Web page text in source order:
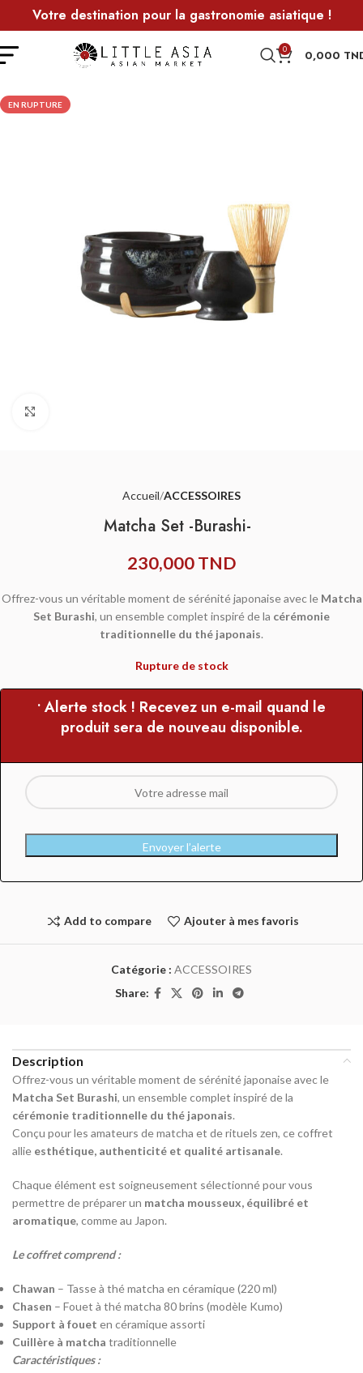
Votre destination pour la gastronomie asiatique !
0 0,000
EN RUPTURE
Accueil ACCESSOIRES
Matcha Set -Burashi-
230,000TND
Offrez-vous un véritable moment de sérénité japonaise avec le Matcha
Set Burashi, un ensemble complet inspiré de la cérémonie
traditionnelle du thé japonais.
Rupture de stock
• Alerte stock ! Recevez un e-mail quand le
produit sera de nouveau disponible.
Envoyer l’alerte
Add to compare Ajouter à mes favoris
Catégorie : ACCESSOIRES
Share:
Description
Offrez-vous un véritable moment de sérénité japonaise avec le
Matcha Set Burashi, un ensemble complet inspiré de la
cérémonie traditionnelle du thé japonais.
Conçu pour les amateurs de matcha et de rituels zen, ce coffret
allie esthétique, authenticité et qualité artisanale.
Chaque élément est soigneusement sélectionné pour vous
permettre de préparer un matcha mousseux, équilibré et
aromatique, comme au Japon.
Le coffret comprend :
Chawan – Tasse à thé matcha en céramique (220 ml)
Chasen – Fouet à thé matcha 80 brins (modèle Kumo)
Support à fouet en céramique assorti
Cuillère à matcha traditionnelle
Caractéristiques :